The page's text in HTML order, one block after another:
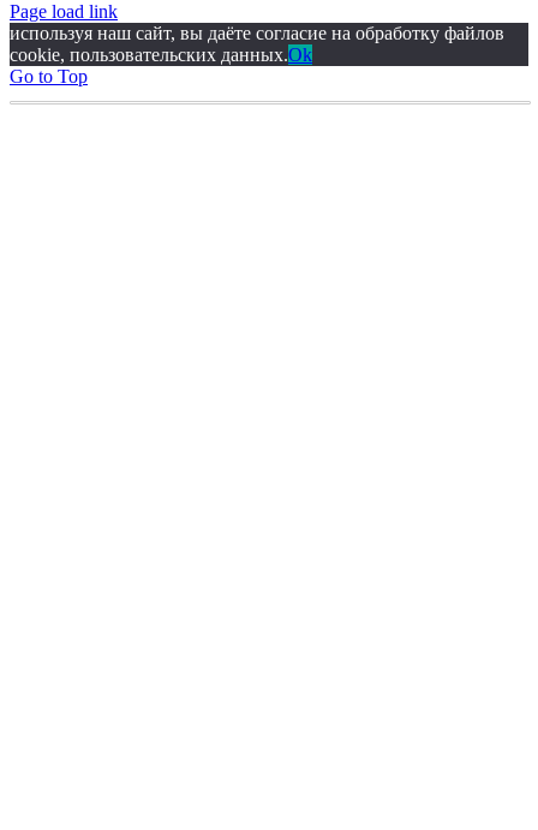
Page load link
используя наш сайт, вы даёте согласие на обработку файлов
cookie, пользовательских данных.Ok
Go to Top